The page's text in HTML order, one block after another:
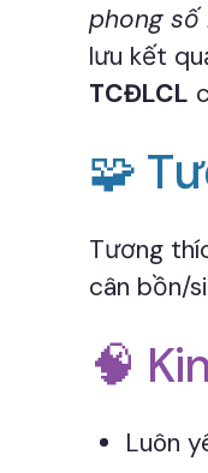
phong số
lưu kết
TCĐLCL
🧩
Tương
cân bồn/
🧠
Luôn